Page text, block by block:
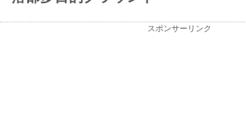
スポンサーリンク